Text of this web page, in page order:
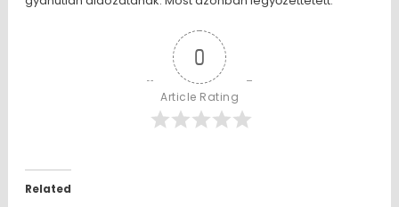
0
Article Rating
Related